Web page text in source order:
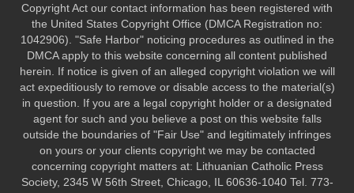
Copyright Act our contact information has been registered with
the United States Copyright Office (DMCA Registration no:
1042906). "Safe Harbor" noticing procedures as outlined in the
DMCA apply to this website concerning all content published
herein. If notice is given of an alleged copyright violation we will
act expeditiously to remove or disable access to the material(s)
in question. If you are a legal copyright holder or a designated
agent for such and you believe a post on this website falls
outside the boundaries of "Fair Use" and legitimately infringes
on yours or your clients copyright we may be contacted
concerning copyright matters at: Lithuanian Catholic Press
Society, 2345 W 56th Street, Chicago, IL 60636-1040 Tel. 773-